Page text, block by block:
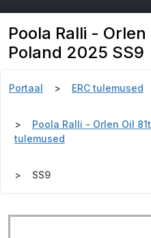
Poola Ralli -
Poland 2025 SS9
Portaal ERC tulemused
Poola Ralli - Orlen Oil
tulemused
SS9